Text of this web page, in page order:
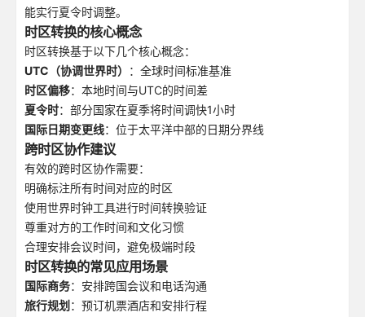
能实行夏令时调整。
时区转换的核心概念
时区转换基于以下几个核心概念：
UTC（协调世界时）
：全球时间标准基准
时区偏移：本地时间与UTC的时间差
夏令时：部分国家在夏季将时间调快1小时
国际日期变更线：位于太平洋中部的日期分界线
跨时区协作建议
有效的跨时区协作需要：
明确标注所有时间对应的时区
使用世界时钟工具进行时间转换验证
尊重对方的工作时间和文化习惯
合理安排会议时间，避免极端时段
时区转换的常见应用场景
国际商务：安排跨国会议和电话沟通
旅行规划 ：预订机票酒店和安排行程